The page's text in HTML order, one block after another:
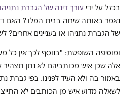
בכלל על ידי עורך דינה של הגברת נתניהו
נאמר באותה שיחה בבית המלון? האם
של הגברת נתניהו או בעניינים אחרים?
ומוסיפה השופטת: "בנוסף לכך אין כל
אלה שכן איש מכותביהם לא נתן
באמור בה ולא העיד לפנינו. בפי גברת
לשאלה מדוע איש מן הכותבים לא